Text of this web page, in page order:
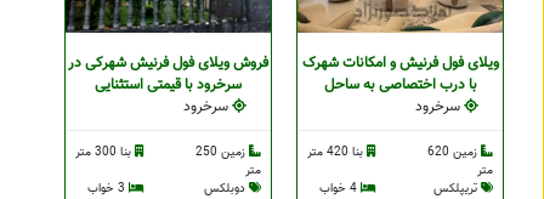
ویلای فول فرنیش و امکانات شهرک
با درب اختصاصی به ساحل
سرخرود
زمین 620
متر
بنا 420 متر
تریپلکس
4 خواب
فروش ویلای فول فرنیش شهرکی در
سرخرود با قیمتی استثنایی
سرخرود
زمین 250
متر
بنا 300 متر
دوبلکس